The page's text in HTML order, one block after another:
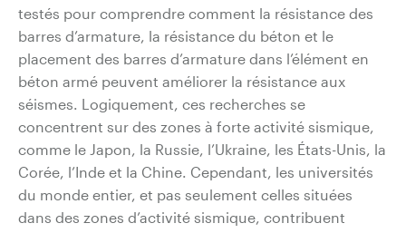
testés pour comprendre comment la résistance des
barres d’armature, la résistance du béton et le
placement des barres d’armature dans l’élément en
béton armé peuvent améliorer la résistance aux
séismes. Logiquement, ces recherches se
concentrent sur des zones à forte activité sismique,
comme le Japon, la Russie, l’Ukraine, les États-Unis, la
Corée, l’Inde et la Chine. Cependant, les universités
du monde entier, et pas seulement celles situées
dans des zones d’activité sismique, contribuent